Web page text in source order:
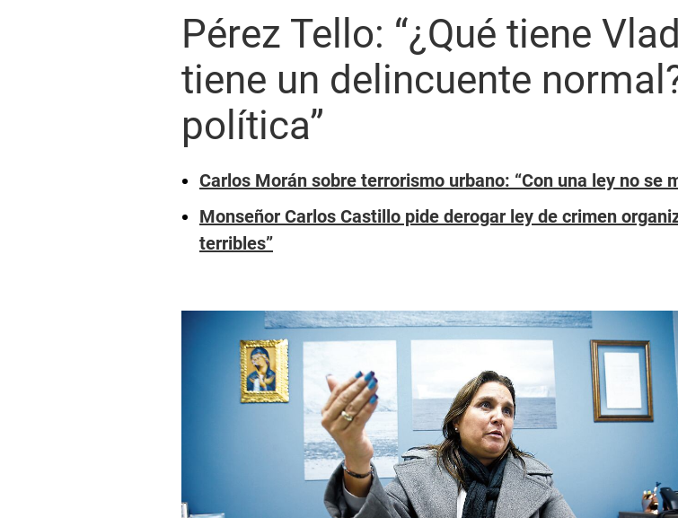
Pérez Tello: “¿Qué tiene
tiene un delincuente
política”
Carlos Morán sobre terrorismo urbano: “Con una ley no se
Monseñor Carlos Castillo pide derogar ley de crimen
terribles”